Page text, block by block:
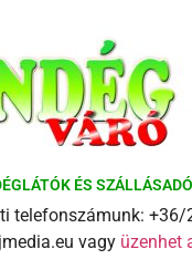
ÉS
telefonszámunk: +36/
vagy üzenhet